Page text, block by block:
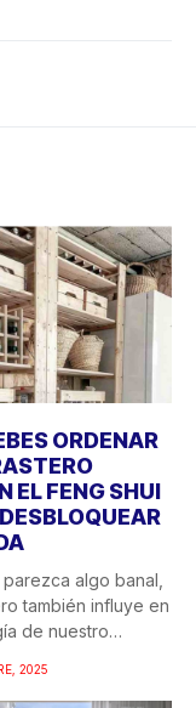
ORDENAR
EL FENG SHUI
algo banal,
también influye en
de nuestro
2025